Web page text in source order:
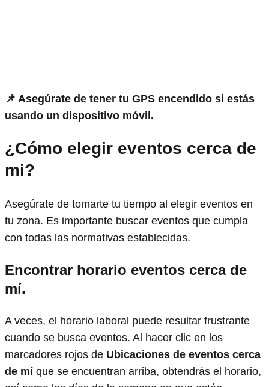
📌 Asegúrate de tener tu GPS encendido si estás
usando un dispositivo móvil.
¿Cómo elegir eventos cerca de
mi?
Asegúrate de tomarte tu tiempo al elegir eventos en
tu zona. Es importante buscar eventos que cumpla
con todas las normativas establecidas.
Encontrar horario eventos cerca de
mí.
A veces, el horario laboral puede resultar frustrante
cuando se busca eventos. Al hacer clic en los
marcadores rojos de Ubicaciones de eventos cerca
de mí que se encuentran arriba, obtendrás el horario,